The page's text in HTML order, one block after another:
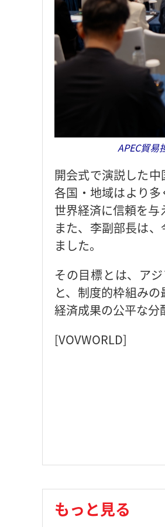
APEC貿易
開会式で演説した
各国・地域はより
世界経済に信頼を与
また、李副部長は
ました。
その目標とは、ア
と、制度的枠組み
経済成果の公平な分
[VOVWORLD]
もっと見る